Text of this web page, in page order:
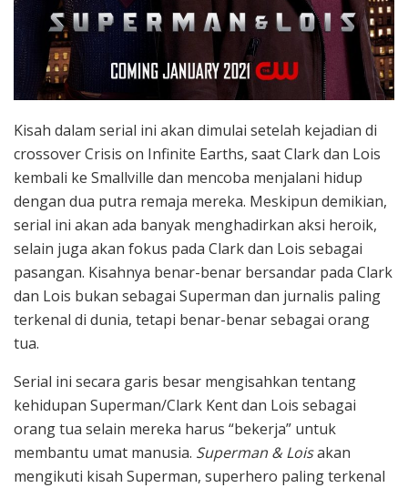
Kisah dalam serial ini akan dimulai setelah kejadian di
crossover Crisis on Infinite Earths, saat Clark dan Lois
kembali ke Smallville dan mencoba menjalani hidup
dengan dua putra remaja mereka. Meskipun demikian,
serial ini akan ada banyak menghadirkan aksi heroik,
selain juga akan fokus pada Clark dan Lois sebagai
pasangan. Kisahnya benar-benar bersandar pada Clark
dan Lois bukan sebagai Superman dan jurnalis paling
terkenal di dunia, tetapi benar-benar sebagai orang
tua.
Serial ini secara garis besar mengisahkan tentang
kehidupan Superman/Clark Kent dan Lois sebagai
orang tua selain mereka harus “bekerja” untuk
membantu umat manusia. Superman & Loisakan
mengikuti kisah Superman, superhero paling terkenal